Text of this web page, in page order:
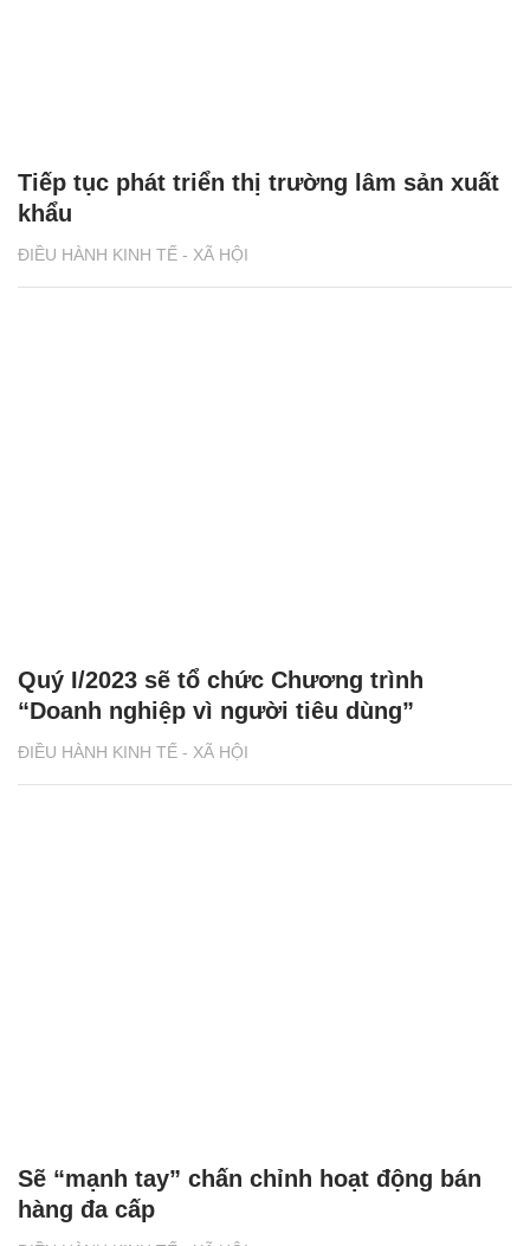
ĐIỀU HÀNH KINH TẾ - XÃ HỘI
Tiếp tục phát triển thị trường lâm sản xuất
khẩu
ĐIỀU HÀNH KINH TẾ - XÃ HỘI
Quý I/2023 sẽ tổ chức Chương trình
“Doanh nghiệp vì người tiêu dùng”
Sẽ “mạnh tay” chấn chỉnh hoạt động bán
hàng đa cấp